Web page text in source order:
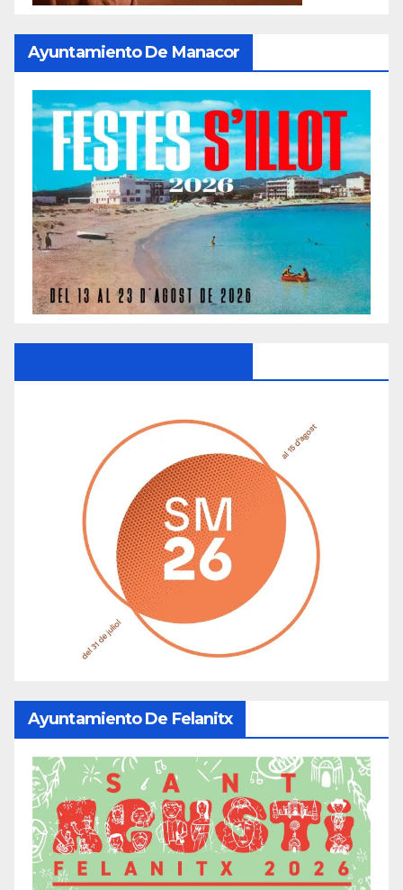
Ayuntamiento De Manacor
Ayuntamiento De Felanitx